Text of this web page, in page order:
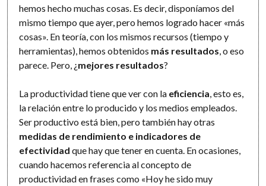
hemos hecho muchas cosas. Es decir, disponíamos del
mismo tiempo que ayer, pero hemos logrado hacer «más
cosas». En teoría, con los mismos recursos (tiempo y
herramientas), hemos obtenidos más resultados , o eso
parece. Pero, ¿mejores resultados?
La productividad tiene que ver con la eficiencia , esto es,
la relación entre lo producido y los medios empleados.
Ser productivo está bien, pero también hay otras
medidas de rendimiento e indicadores de
efectividad que hay que tener en cuenta. En ocasiones,
cuando hacemos referencia al concepto de
productividad en frases como «Hoy he sido muy